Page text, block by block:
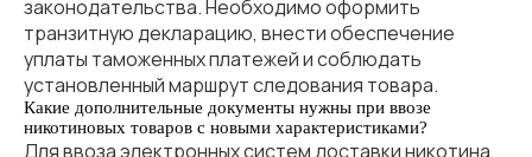
законодательства. Необходимо оформить
транзитную декларацию, внести обеспечение
уплаты таможенных платежей и соблюдать
установленный маршрут следования товара.
Какие дополнительные документы нужны при ввозе
никотиновых товаров с новыми характеристиками?
Для ввоза электронных систем доставки никотина,